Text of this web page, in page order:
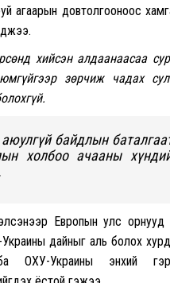
агаарын довтолгооноос
хийсэн алдаанаасаа
зөрчиж чадах
байдлын
холбоо ачааны
Европын улс орнууд
дайныг аль болох
ОХУ-Украины энхий